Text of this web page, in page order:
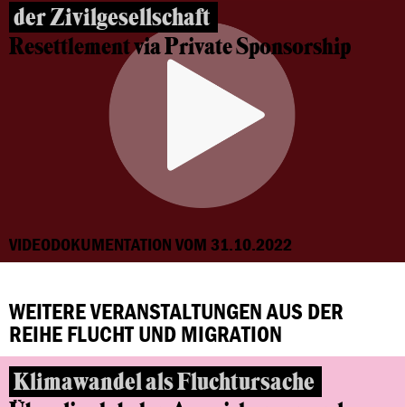
der Zivilgesellschaft
Resettlement via Private Sponsorship
VIDEODOKUMENTATION VOM 31.10.2022
WEITERE VERANSTALTUNGEN AUS DER
REIHE FLUCHT UND MIGRATION
Klimawandel als Fluchtursache